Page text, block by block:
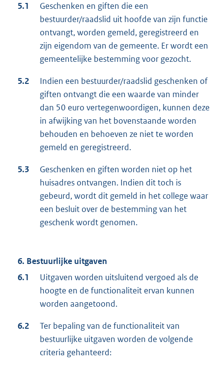
5.1
Geschenken en giften die een
bestuurder/raadslid uit hoofde van zijn functie
ontvangt, worden gemeld, geregistreerd en
zijn eigendom van de gemeente. Er wordt een
gemeentelijke bestemming voor gezocht.
5.2
Indien een bestuurder/raadslid geschenken of
giften ontvangt die een waarde van minder
dan 50 euro vertegenwoordigen, kunnen deze
in afwijking van het bovenstaande worden
behouden en behoeven ze niet te worden
gemeld en geregistreerd.
5.3
Geschenken en giften worden niet op het
huisadres ontvangen. Indien dit toch is
gebeurd, wordt dit gemeld in het college waar
een besluit over de bestemming van het
geschenk wordt genomen.
6. Bestuurlijke uitgaven
6.1
Uitgaven worden uitsluitend vergoed als de
hoogte en de functionaliteit ervan kunnen
worden aangetoond.
6.2
Ter bepaling van de functionaliteit van
bestuurlijke uitgaven worden de volgende
criteria gehanteerd: